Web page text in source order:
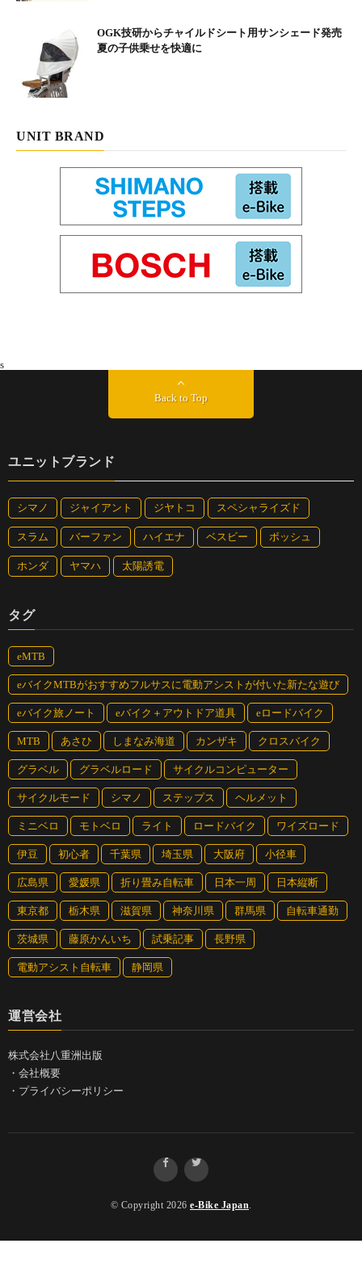
OGK技研からチャイルドシート用サンシェード発売
夏の子供乗せを快適に
UNIT BRAND
s
Back to Top
ユニットブランド
シマノ ジャイアント ジヤトコ スペシャライズド
スラム バーファン ハイエナ ベスビー ボッシュ
ホンダ ヤマハ 太陽誘電
タグ
eMTB
eバイクMTBがおすすめフルサスに電動アシストが付いた新たな遊び
eバイク旅ノート eバイク＋アウトドア道具 eロードバイク
MTB あさひ しまなみ海道 カンザキ クロスバイク
グラベル グラベルロード サイクルコンピューター
サイクルモード シマノ ステップス ヘルメット
ミニベロ モトベロ ライト ロードバイク ワイズロード
伊豆 初心者 千葉県 埼玉県 大阪府 小径車
広島県 愛媛県 折り畳み自転車 日本一周 日本縦断
東京都 栃木県 滋賀県 神奈川県 群馬県 自転車通勤
茨城県 藤原かんいち 試乗記事 長野県
電動アシスト自転車 静岡県
運営会社
株式会社八重洲出版
・ 会社概要
・ プライバシーポリシー
© Copyright 2026 e-Bike Japan.